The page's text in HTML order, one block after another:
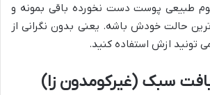
طبیعی پوست دست نخورده باقی بمونه و
حالت خودش باشه. یعنی بدون نگرانی از
ازش استفاده کنید.
سبک (غیرکومدون زا)